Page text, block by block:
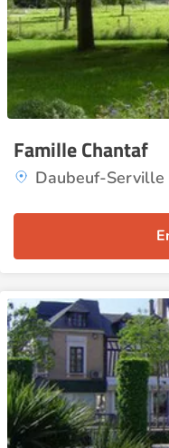
Famille Chantaf
Daubeuf-